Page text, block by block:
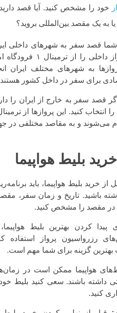
خود را مشخص کنید. آیا قصد
به یک مقصد بین‌المللی بروید؟
شما قصد سفر به شهرهای داخلی
دارید، می‌توانید بلیط پرواز داخلی را از
به شهرهای مختلف ایران
برای سفر در داخل کشور
اگر قصد سفر به خارج از ایران را
می‌شوند و به مقاصد مختلفی در
بلیط هواپیما
از خرید بلیط هواپیما، باید
باشید. تاریخ و زمان سفر،
در مقصد را مشخص کنید.
پیدا کردن بهترین بلیط
رزرواسیون پرواز استفاده
بهترین گزینه برای شما مهم است.
هواپیما ممکن است در
داشته باشند. سعی کنید بلیط
کنید.